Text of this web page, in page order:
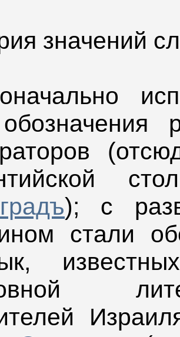
значений
); с
стали